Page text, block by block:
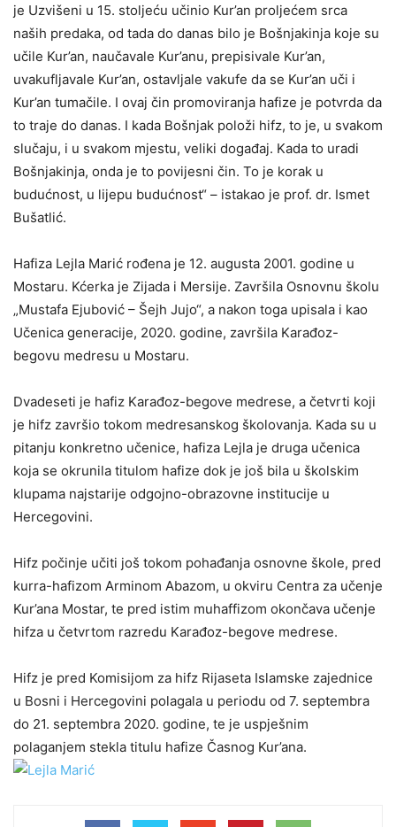
je Uzvišeni u 15. stoljeću učinio Kur’an proljećem srca
naših predaka, od tada do danas bilo je Bošnjakinja koje su
učile Kur’an, naučavale Kur’anu, prepisivale Kur’an,
uvakufljavale Kur’an, ostavljale vakufe da se Kur’an uči i
Kur’an tumačile. I ovaj čin promoviranja hafize je potvrda da
to traje do danas. I kada Bošnjak položi hifz, to je, u svakom
slučaju, i u svakom mjestu, veliki događaj. Kada to uradi
Bošnjakinja, onda je to povijesni čin. To je korak u
budućnost, u lijepu budućnost“ – istakao je prof. dr. Ismet
Bušatlić.
Hafiza Lejla Marić rođena je 12. augusta 2001. godine u
Mostaru. Kćerka je Zijada i Mersije. Završila Osnovnu školu
„Mustafa Ejubović – Šejh Jujo“, a nakon toga upisala i kao
Učenica generacije, 2020. godine, završila Karađoz-
begovu medresu u Mostaru.
Dvadeseti je hafiz Karađoz-begove medrese, a četvrti koji
je hifz završio tokom medresanskog školovanja. Kada su u
pitanju konkretno učenice, hafiza Lejla je druga učenica
koja se okrunila titulom hafize dok je još bila u školskim
klupama najstarije odgojno-obrazovne institucije u
Hercegovini.
Hifz počinje učiti još tokom pohađanja osnovne škole, pred
kurra-hafizom Arminom Abazom, u okviru Centra za učenje
Kur’ana Mostar, te pred istim muhaffizom okončava učenje
hifza u četvrtom razredu Karađoz-begove medrese.
Hifz je pred Komisijom za hifz Rijaseta Islamske zajednice
u Bosni i Hercegovini polagala u periodu od 7. septembra
do 21. septembra 2020. godine, te je uspješnim
polaganjem stekla titulu hafize Časnog Kur’ana.